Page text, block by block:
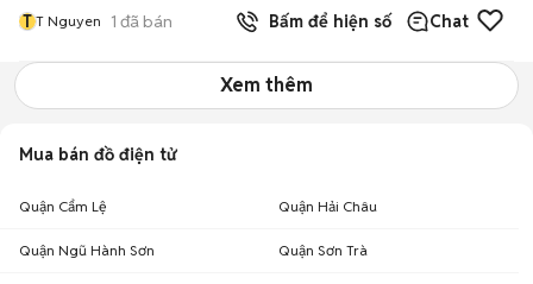
T T Nguyen 1 đã bán Bấm để hiện số Chat
Xem thêm
Mua bán đồ điện tử
Quận Cẩm Lệ Quận Hải Châu
Quận Ngũ Hành Sơn Quận Sơn Trà